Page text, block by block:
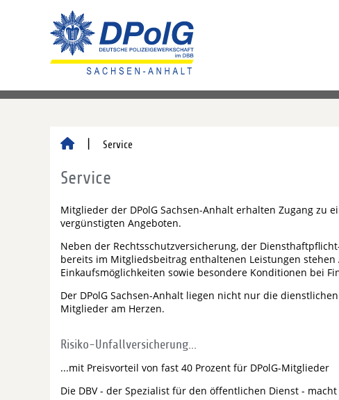
Service
Service
Mitglieder der DPolG Sachsen-Anhalt erhalten Zugang zu
vergünstigten Angeboten.
Neben der Rechtsschutzversicherung, der
bereits im Mitgliedsbeitrag enthaltenen Leistungen
Einkaufsmöglichkeiten sowie besondere Konditionen bei
Der DPolG Sachsen-Anhalt liegen nicht nur die
Mitglieder am Herzen.
Risiko-Unfallversicherung...
...mit Preisvorteil von fast 40 Prozent für DPolG-Mitglieder
Die DBV - der Spezialist für den öffentlichen Dienst -